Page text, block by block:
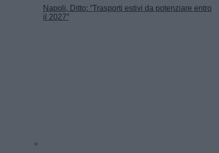
Napoli, Ditto: “Trasporti estivi da potenziare entro
il 2027”